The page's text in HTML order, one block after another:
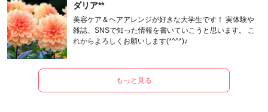
ダリア**
美容ケア＆ヘアアレンジが好きな大学生です！ 実体験や
雑誌、SNSで知った情報を書いていこうと思います。 こ
れからよろしくお願いします(*^^*)♪
もっと見る